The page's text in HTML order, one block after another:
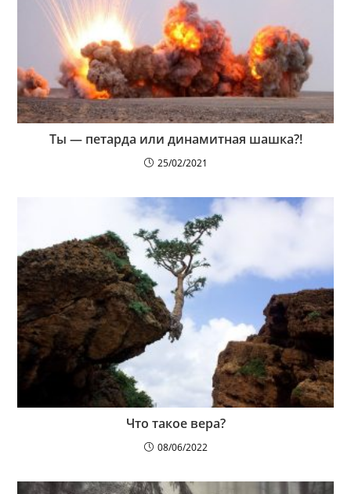
Ты — петарда или динамитная шашка?!
25/02/2021
Что такое вера?
08/06/2022